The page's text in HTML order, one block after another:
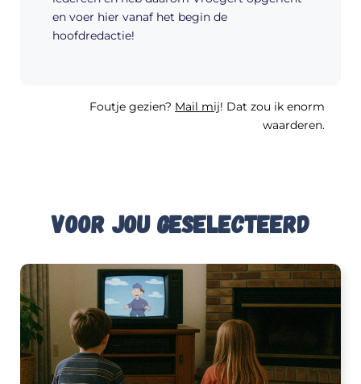
en voer hier vanaf het begin de
hoofdredactie!
Foutje gezien? Mail mij! Dat zou ik enorm
waarderen.
Voor jou geselecteerd